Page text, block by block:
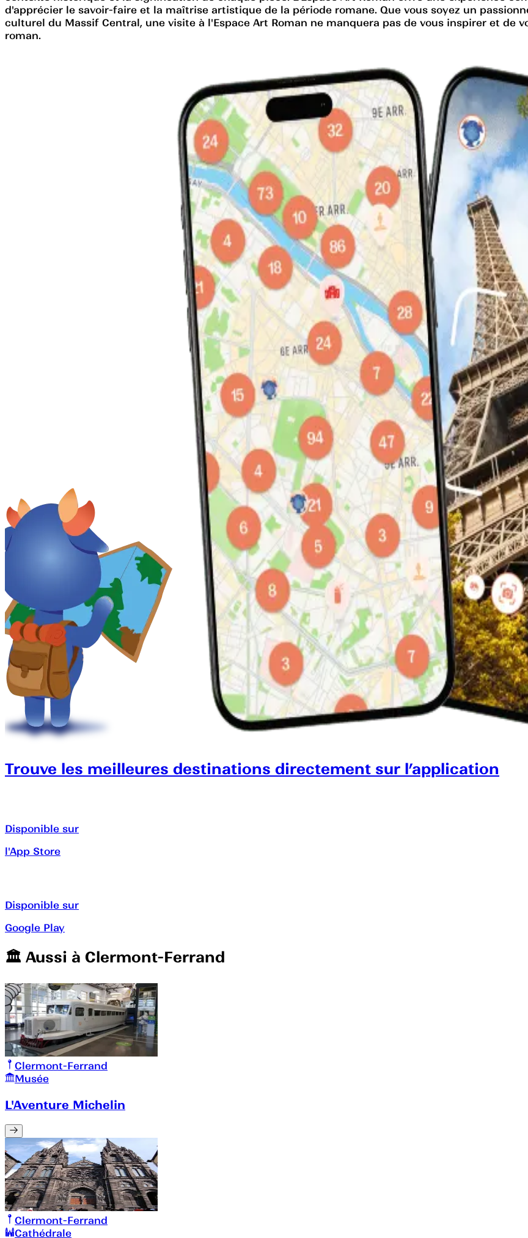
d'apprécier le savoir-faire et la maîtrise artistique de la période romane. Que vous soyez un
culturel du Massif Central, une visite à l'Espace Art Roman ne manquera pas de vous inspirer et de
roman.
Trouve les meilleures destinations directement sur l’application
Disponible sur
l'App Store
Disponible sur
Google Play
🏛️️ Aussi à Clermont-Ferrand
Clermont-Ferrand
Musée
L'Aventure Michelin
Clermont-Ferrand
Cathédrale